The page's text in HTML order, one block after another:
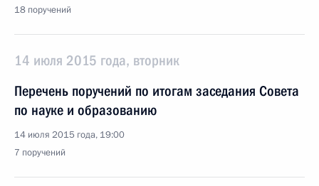
18 поручений
14 июля 2015 года, вторник
Перечень поручений по итогам заседания Совета
по науке и образованию
14 июля 2015 года, 19:00
7 поручений